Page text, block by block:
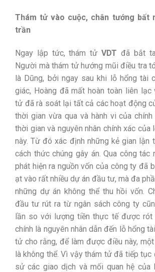
Thám tử vào cuộc, chân tướng bất
trần
Ngay lập tức, thám tửVDT đã bắt
Người mà thám tử hướng mũi điều tra
là Dũng, bởi ngay sau khi lỗ hổng tài
giác, Hoàng đã mất hoàn toàn liên lạc
tử đã rà soát lại tất cả các hoạt động
thời gian vừa qua và hành vi của
thời gian và nguyên nhân chính xác của
này. Từ đó xác định những kẻ gian lận
cách thức chúng gây án. Qua công tác
phát hiện ra nguồn vốn của công ty đã
ạt vào rất nhiều dự án đầu tư, mà đa
những dự án không thể thu hồi vốn.
đầu tư rút ra từ ngân sách công ty
lần so với lượng tiền thực tế được rót
chính là nguyên nhân dẫn đến lỗ hổng
tử cho rằng, để làm được điều này,
là không thể. Vì vậy thám tử đã tiếp tục
sử các giao dịch và mối quan hệ của